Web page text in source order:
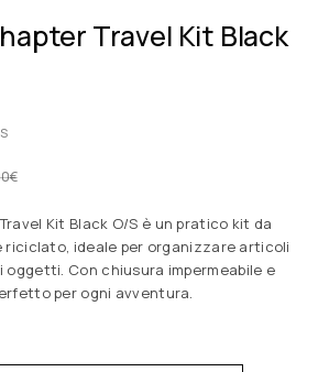
Travel Kit Black
€
Kit Black O/S è un pratico kit da
riciclato, ideale per organizzare articoli
Con chiusura impermeabile e
per ogni avventura.